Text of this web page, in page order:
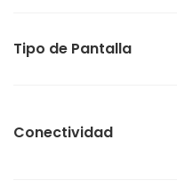
Tipo de Pantalla
Conectividad